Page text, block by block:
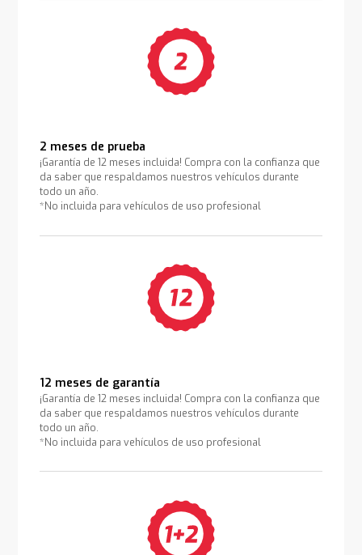
2 meses de prueba
¡Garantía de 12 meses incluida! Compra con la confianza que
da saber que respaldamos nuestros vehículos durante
todo un año.
*No incluida para vehículos de uso profesional
12 meses de garantía
¡Garantía de 12 meses incluida! Compra con la confianza que
da saber que respaldamos nuestros vehículos durante
todo un año.
*No incluida para vehículos de uso profesional